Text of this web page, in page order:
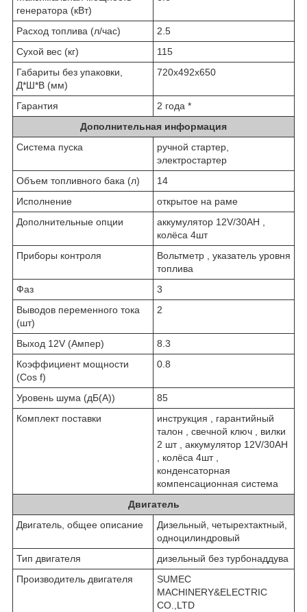
генератора (кВт)
Расход топлива (л/час)
2.5
Сухой вес (кг)
115
Габариты без упаковки,
Д*Ш*В (мм)
720х492х650
Гарантия
2 года *
Дополнительная информация
Система пуска
ручной стартер,
электростартер
Объем топливного бака (л)
14
Исполнение
открытое на раме
Дополнительные опции
аккумулятор 12V/30AH ,
колёса 4шт
Приборы контроля
Вольтметр , указатель уровня
топлива
Фаз
3
Выводов переменного тока
(шт)
2
Выход 12V (Ампер)
8.3
Коэффициент мощности
(Cos f)
0.8
Уровень шума (дБ(А))
85
Комплект поставки
инструкция , гарантийный
талон , свечной ключ , вилки
2 шт , аккумулятор 12V/30AH
, колёса 4шт ,
конденсаторная
компенсационная система
Двигатель
Двигатель, общее описание
Дизельный, четырехтактный,
одноцилиндровый
Тип двигателя
дизельный без турбонаддува
Производитель двигателя
SUMEC
MACHINERY&ELECTRIC
CO.,LTD